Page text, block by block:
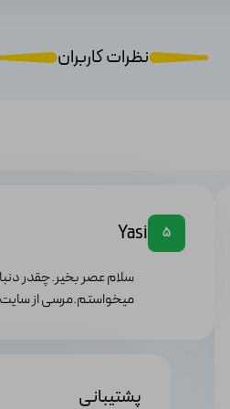
نظرات کاربران
5
Yasi
سلام عصر بخیر.چقدر
میخواستم.مرسی از
پشتیبانی